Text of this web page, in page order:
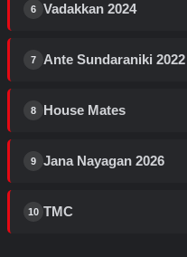
6 Vadakkan 2024
7 Ante Sundaraniki 2022
8 House Mates
9 Jana Nayagan 2026
10 TMC